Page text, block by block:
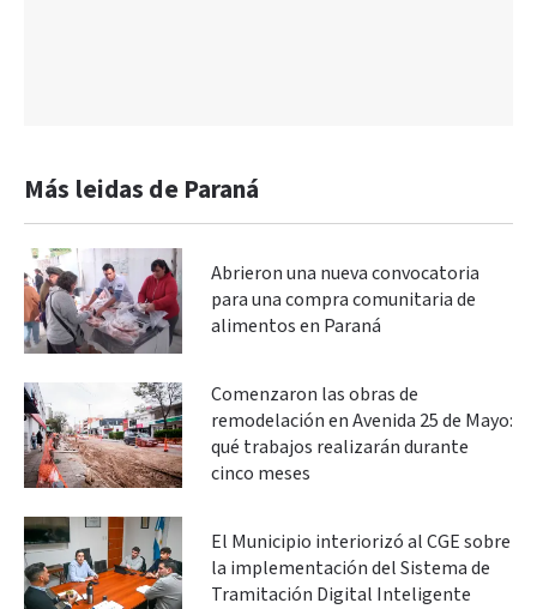
Más leidas de Paraná
Abrieron una nueva convocatoria
para una compra comunitaria de
alimentos en Paraná
Comenzaron las obras de
remodelación en Avenida 25 de Mayo:
qué trabajos realizarán durante
cinco meses
El Municipio interiorizó al CGE sobre
la implementación del Sistema de
Tramitación Digital Inteligente